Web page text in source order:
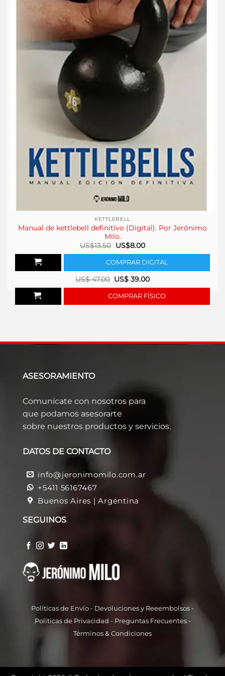
KETTLEBELL
Manual de kettlebell definitivo (Digital). Por Jerónimo
Milo.
US$13.50 El
precio
era:
US$13.50.
US$8.00El
actual
es:
US$8.00.
COMPRAR DIGITAL
US$47.00 US$39.00
COMPRAR FÍSICO
ASESORAMIENTO
Comunícate con nosotros para
que podamos asesorarte
sobre nuestros productos y servicios.
DATOS DE CONTACTO
info@jeronimomilo.com.ar
+5411 56167467
Buenos Aires | Argentina
SEGUINOS
Políticas de Envío - Devoluciones y Reeembolsos -
Políticas de Privacidad - Preguntas Frecuentes-
Términos & Condiciones